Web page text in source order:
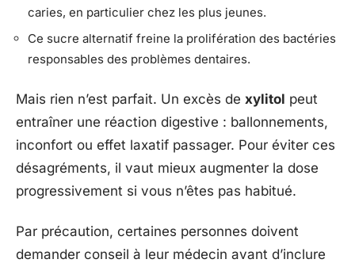
caries, en particulier chez les plus jeunes.
Ce sucre alternatif freine la prolifération des bactéries
responsables des problèmes dentaires.
Mais rien n’est parfait. Un excès de xylitol peut
entraîner une réaction digestive : ballonnements,
inconfort ou effet laxatif passager. Pour éviter ces
désagréments, il vaut mieux augmenter la dose
progressivement si vous n’êtes pas habitué.
Par précaution, certaines personnes doivent
demander conseil à leur médecin avant d’inclure